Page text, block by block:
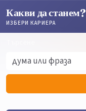
Какви да станем?
ИЗБЕРИ КАРИЕРА